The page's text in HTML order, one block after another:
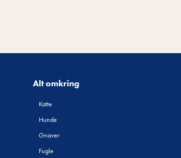
Alt omkring
Katte
Hunde
Gnaver
Fugle